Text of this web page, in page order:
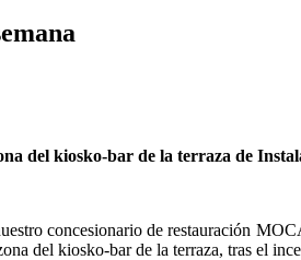
del kiosko-bar de la terraza de
concesionario de restauración
del kiosko-bar de la terraza, tras el